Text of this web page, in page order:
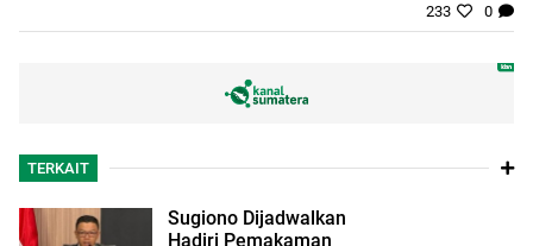
233 0
TERKAIT
Sugiono Dijadwalkan
Hadiri Pemakaman